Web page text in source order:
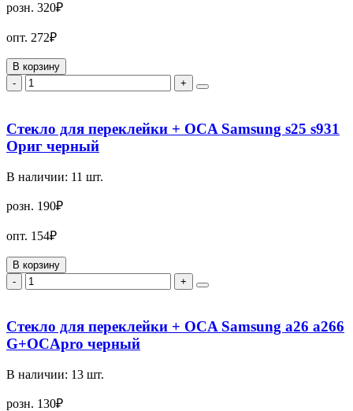
розн. 320₽
опт. 272₽
В корзину
-
+
Стекло для переклейки + OCA Samsung s25 s931
Ориг черный
В наличии: 11 шт.
розн. 190₽
опт. 154₽
В корзину
-
+
Стекло для переклейки + OCA Samsung a26 a266
G+OCApro черный
В наличии: 13 шт.
розн. 130₽